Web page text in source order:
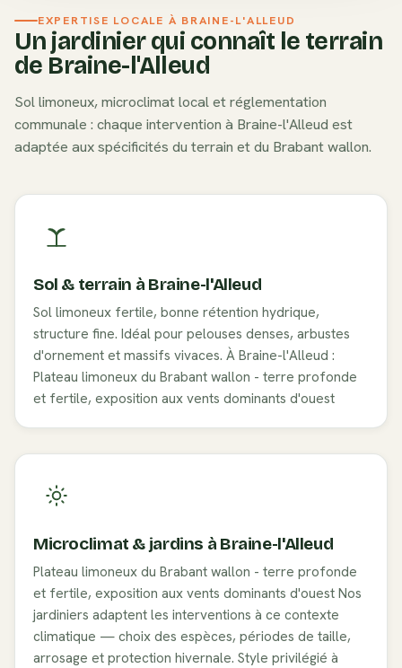
EXPERTISE LOCALE À BRAINE-L'ALLEUD
Un jardinier qui connaît le terrain
de Braine-l'Alleud
Sollimoneux, microclimat local et réglementation
communale : chaque intervention à Braine-l'Alleud est
adaptée aux spécificités du terrain et du Brabant wallon.
Sol & terrain à Braine-l'Alleud
Sol limoneux fertile, bonne rétention hydrique,
structure fine. Idéal pour pelouses denses, arbustes
d'ornement et massifs vivaces. À Braine-l'Alleud :
Plateau limoneux du Brabant wallon - terre profonde
et fertile, exposition aux vents dominants d'ouest
Microclimat & jardins à Braine-l'Alleud
Plateau limoneux du Brabant wallon - terre profonde
et fertile, exposition aux vents dominants d'ouest Nos
jardiniers adaptent les interventions à ce contexte
climatique — choix des espèces, périodes de taille,
arrosage et protection hivernale. Style privilégié à